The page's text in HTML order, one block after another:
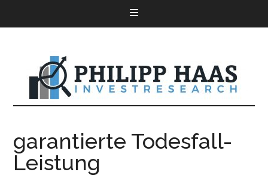
garantierte Todesfall-
Leistung